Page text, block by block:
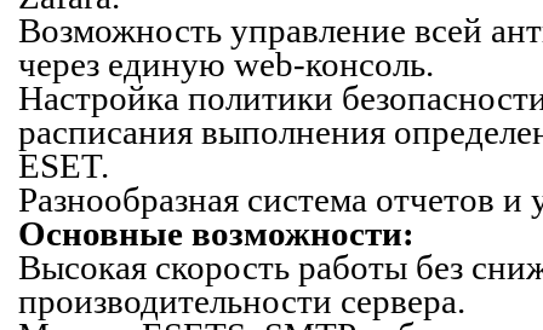
Возможность управление всей
через единую web-консоль.
Настройка политики
расписания выполнения
ESET.
Разнообразная система отчетов и
Основные возможности:
Высокая скорость работы без
производительности сервера.